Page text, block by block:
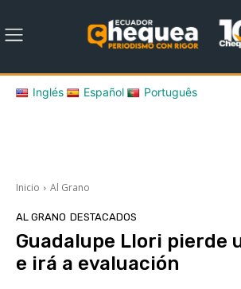
Inglés Español Português
Inicio Al Grano
AL GRANO DESTACADOS
Guadalupe Llori pierde
e irá a evaluación